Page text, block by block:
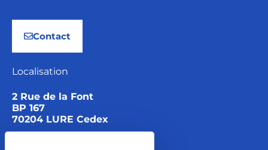
Contact
Localisation
2 Rue de la Font
BP 167
70204 LURE Cedex